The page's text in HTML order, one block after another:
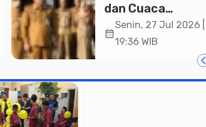
dan Cuaca
Ekstrem, Wakil
Bupati Pemalang
calendar_month
Senin, 27 Jul 2026 |
19:36 WIB